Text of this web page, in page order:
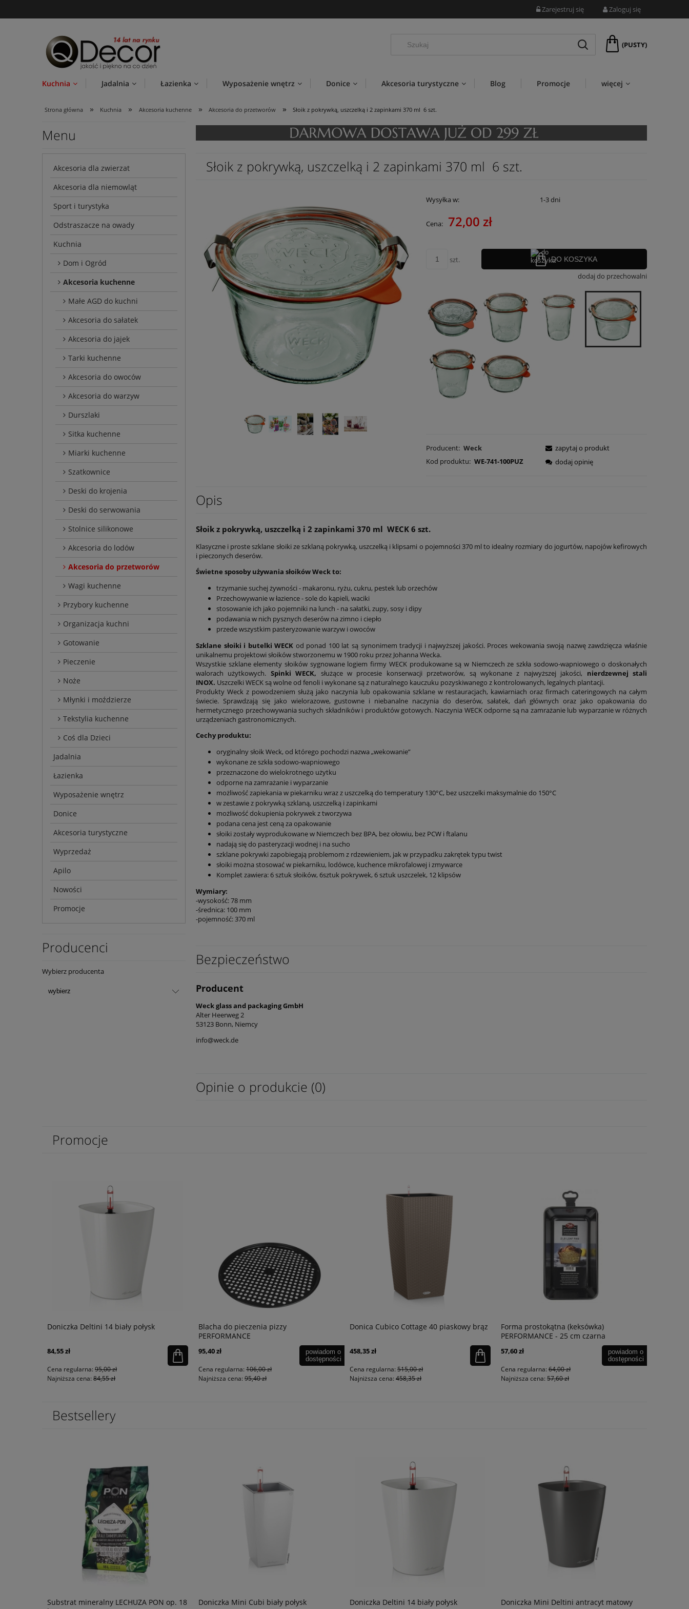
Zarejestruj się Zaloguj się
(PUSTY)
Kuchnia Jadalnia Łazienka Wyposażenie wnętrz Donice Akcesoria turystyczne Blog Promocje więcej
Strona główna » Kuchnia » Akcesoria kuchenne » Akcesoria do przetworów » Słoik z pokrywką, uszczelką i 2 zapinkami 370 ml 6 szt.
Menu
Akcesoria dla zwierzat
Akcesoria dla niemowląt
Sport i turystyka
Odstraszacze na owady
Kuchnia
Dom i Ogród
Akcesoria kuchenne
Małe AGD do kuchni
Akcesoria do sałatek
Akcesoria do jajek
Tarki kuchenne
Akcesoria do owoców
Akcesoria do warzyw
Durszlaki
Sitka kuchenne
Miarki kuchenne
Szatkownice
Deski do krojenia
Deski do serwowania
Stolnice silikonowe
Akcesoria do lodów
Akcesoria do przetworów
Wagi kuchenne
Przybory kuchenne
Organizacja kuchni
Gotowanie
Pieczenie
Noże
Młynki i moździerze
Tekstylia kuchenne
Coś dla Dzieci
Jadalnia
Łazienka
Wyposażenie wnętrz
Donice
Akcesoria turystyczne
Wyprzedaż
Apilo
Nowości
Promocje
Producenci
Wybierz producenta
Słoik z pokrywką, uszczelką i 2 zapinkami 370 ml 6 szt.
Wysyłka w: 1-3 dni
Cena: 72,00 zł
szt. DO KOSZYKA
dodaj do przechowalni
Producent: Weck
Kod produktu: WE-741-100PUZ
zapytaj o produkt
dodaj opinię
Opis
Słoik z pokrywką, uszczelką i 2 zapinkami 370 ml WECK 6 szt.
Klasyczne i proste szklane słoiki ze szklaną pokrywką, uszczelką i klipsami o pojemności 370 ml to idealny rozmiary do jogurtów, napojów kefirowych
i pieczonych deserów.
Świetne sposoby używania słoików Weck to:
trzymanie suchej żywności - makaronu, ryżu, cukru, pestek lub orzechów
Przechowywanie w łazience - sole do kąpieli, waciki
stosowanie ich jako pojemniki na lunch - na sałatki, zupy, sosy i dipy
podawania w nich pysznych deserów na zimno i ciepło
przede wszystkim pasteryzowanie warzyw i owoców
Szklane słoiki i butelki WECK od ponad 100 lat są synonimem tradycji i najwyższej jakości. Proces wekowania swoją nazwę zawdzięcza właśnie
unikalnemu projektowi słoików stworzonemu w 1900 roku przez Johanna Wecka.
Wszystkie szklane elementy słoików sygnowane logiem firmy WECK produkowane są w Niemczech ze szkła sodowo-wapniowego o doskonałych
walorach użytkowych. Spinki WECK, służące w procesie konserwacji przetworów, są wykonane z najwyższej jakości, nierdzewnej stali
INOX. Uszczelki WECK są wolne od fenoli i wykonane są z naturalnego kauczuku pozyskiwanego z kontrolowanych, legalnych plantacji.
Produkty Weck z powodzeniem służą jako naczynia lub opakowania szklane w restauracjach, kawiarniach oraz firmach cateringowych na całym
świecie. Sprawdzają się jako wielorazowe, gustowne i niebanalne naczynia do deserów, sałatek, dań głównych oraz jako opakowania do
hermetycznego przechowywania suchych składników i produktów gotowych. Naczynia WECK odporne są na zamrażanie lub wyparzanie w różnych
urządzeniach gastronomicznych.
Cechy produktu:
oryginalny słoik Weck, od którego pochodzi nazwa „wekowanie”
wykonane ze szkła sodowo-wapniowego
przeznaczone do wielokrotnego użytku
odporne na zamrażanie i wyparzanie
możliwość zapiekania w piekarniku wraz z uszczelką do temperatury 130°C, bez uszczelki maksymalnie do 150°C
w zestawie z pokrywką szklaną, uszczelką i zapinkami
możliwość dokupienia pokrywek z tworzywa
podana cena jest ceną za opakowanie
słoiki zostały wyprodukowane w Niemczech bez BPA, bez ołowiu, bez PCW i ftalanu
nadają się do pasteryzacji wodnej i na sucho
szklane pokrywki zapobiegają problemom z rdzewieniem, jak w przypadku zakrętek typu twist
słoiki można stosować w piekarniku, lodówce, kuchence mikrofalowej i zmywarce
Komplet zawiera: 6 sztuk słoików, 6sztuk pokrywek, 6 sztuk uszczelek, 12 klipsów
Wymiary:
-wysokość: 78 mm
-średnica: 100 mm
-pojemność: 370 ml
Bezpieczeństwo
Producent
Weck glass and packaging GmbH
Alter Heerweg 2
53123 Bonn, Niemcy
info@weck.de
Opinie o produkcie (0)
Promocje
Doniczka Deltini 14 biały połysk
84,55 zł
Cena regularna: 95,00 zł
Najniższa cena: 84,55 zł
Blacha do pieczenia pizzy
PERFORMANCE
95,40 zł
Cena regularna: 106,00 zł
Najniższa cena: 95,40 zł
powiadom o
dostępności
Donica Cubico Cottage 40 piaskowy brąz
458,35 zł
Cena regularna: 515,00 zł
Najniższa cena: 458,35 zł
Forma prostokątna (keksówka)
PERFORMANCE - 25 cm czarna
57,60 zł
Cena regularna: 64,00 zł
Najniższa cena: 57,60 zł
powiadom o
dostępności
Bestsellery
Substrat mineralny LECHUZA PON op. 18
Doniczka Mini Cubi biały połysk Doniczka Deltini 14 biały połysk Doniczka Mini Deltini antracyt matowy